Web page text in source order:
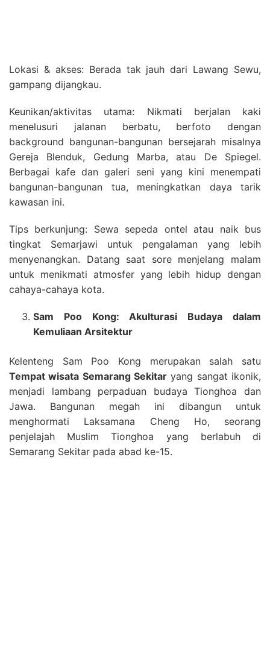
Lokasi & akses: Berada tak jauh dari Lawang Sewu,
gampang dijangkau.
Keunikan/aktivitas utama: Nikmati berjalan kaki
menelusuri jalanan berbatu, berfoto dengan
background bangunan-bangunan bersejarah misalnya
Gereja Blenduk, Gedung Marba, atau De Spiegel.
Berbagai kafe dan galeri seni yang kini menempati
bangunan-bangunan tua, meningkatkan daya tarik
kawasan ini.
Tips berkunjung: Sewa sepeda ontel atau naik bus
tingkat Semarjawi untuk pengalaman yang lebih
menyenangkan. Datang saat sore menjelang malam
untuk menikmati atmosfer yang lebih hidup dengan
cahaya-cahaya kota.
Sam Poo Kong: Akulturasi Budaya dalam
Kemuliaan Arsitektur
Kelenteng Sam Poo Kong merupakan salah satu
Tempat wisata Semarang Sekitar yang sangat ikonik,
menjadi lambang perpaduan budaya Tionghoa dan
Jawa. Bangunan megah ini dibangun untuk
menghormati Laksamana Cheng Ho, seorang
penjelajah Muslim Tionghoa yang berlabuh di
Semarang Sekitar pada abad ke-15.